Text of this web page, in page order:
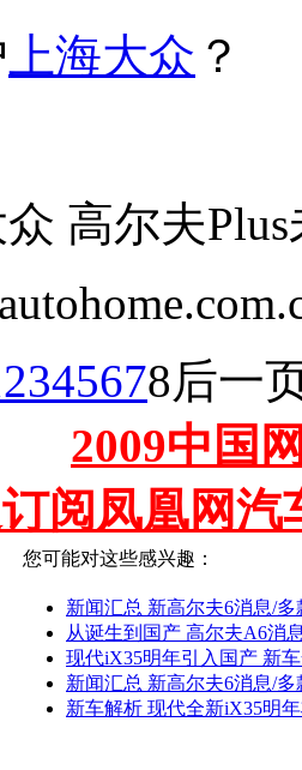
上海大众 ？
高尔夫
2345678后一
2009中国
阅凤凰网汽
您可能对这些感兴趣：
新闻汇总 新高尔夫6消息/多
从诞生到国产 高尔夫A6消
现代iX35明年引入国产 新
新闻汇总 新高尔夫6消息/
新车解析 现代全新iX35明